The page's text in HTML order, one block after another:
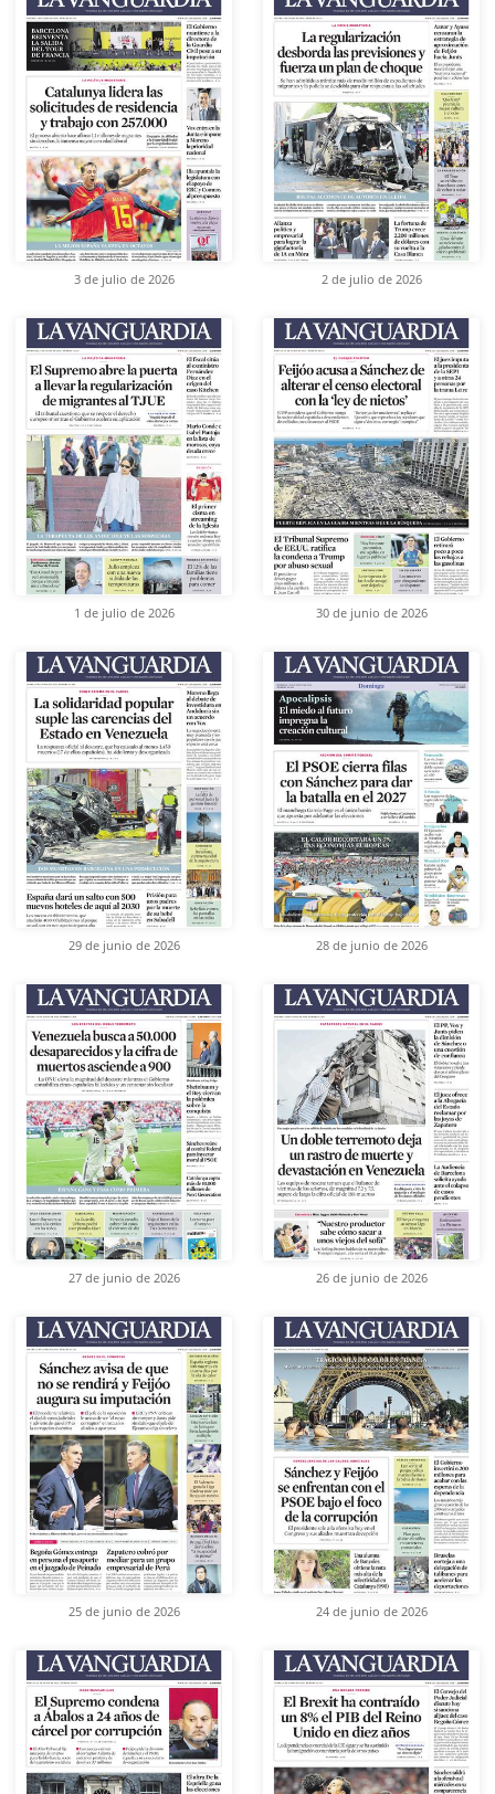
3 de julio de 2026 2 de julio de 2026
1 de julio de 2026 30 de junio de 2026
29 de junio de 2026 28 de junio de 2026
27 de junio de 2026 26 de junio de 2026
25 de junio de 2026 24 de junio de 2026